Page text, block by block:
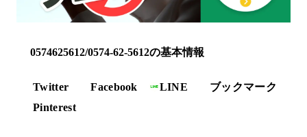
0574625612/0574-62-5612の基本情報
Twitter Facebook LINE
ブックマーク
Pinterest